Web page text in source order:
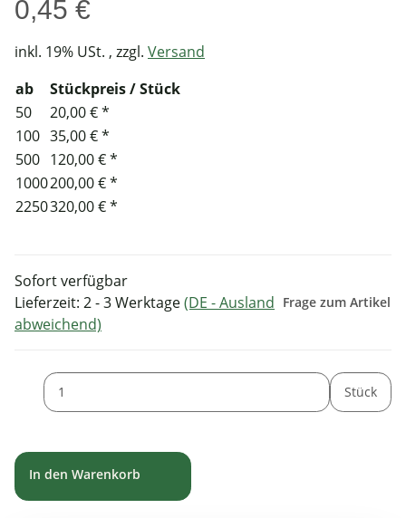
0,45 €
inkl. 19% USt. , zzgl. Versand
ab
Stückpreis / Stück
50
20,00 €*
100 35,00 €*
500 120,00 €*
1000200,00 €*
2250320,00 €*
Sofort verfügbar
Lieferzeit: 2 - 3 Werktage(DE - Ausland
abweichend)
Frage zum Artikel
Stück
In den Warenkorb